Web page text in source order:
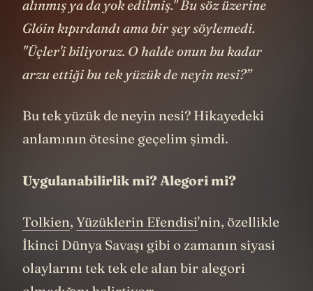
alınmış ya da yok edilmiş." Bu söz üzerine
Glóin kıpırdandı ama bir şey söylemedi.
"Üçler'i biliyoruz. O halde onun bu kadar
arzu ettiği bu tek yüzük de neyin nesi?”
Bu tek yüzük de neyin nesi? Hikayedeki
anlamının ötesine geçelim şimdi.
Uygulanabilirlik mi? Alegori mi?
Tolkien, Yüzüklerin Efendisi'nin, özellikle
İkinci Dünya Savaşı gibi o zamanın siyasi
olaylarını tek tek ele alan bir alegori